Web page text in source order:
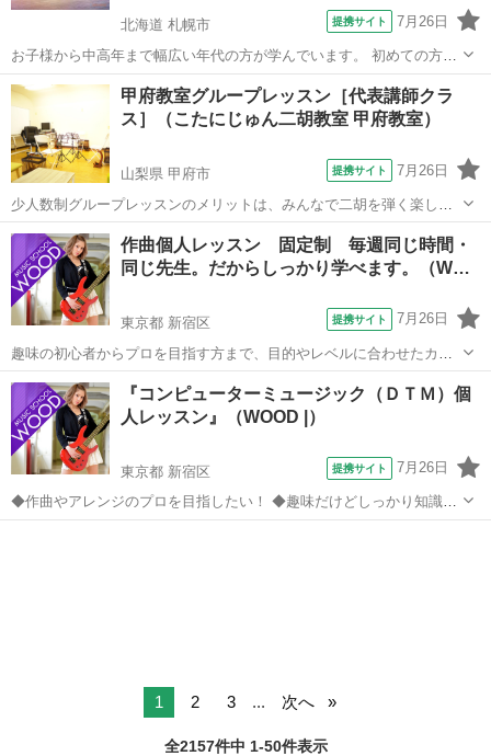
北海道 札幌市 提携サイト 7月26日
お子様から中高年まで幅広い年代の方が学んでいます。 初めての方も
大歓迎♪
北海道 札幌市 その他
甲府教室グループレッスン［代表講師クラ
ス］（こたにじゅん二胡教室 甲府教室）
山梨県 甲府市 提携サイト 7月26日
少人数制グループレッスンのメリットは、みんなで二胡を弾く楽しみ
を共有でき、一緒に上達を目指せることです。 １クラス最大５人まで
の少人数制ですので、ポイントを踏まえた個別指導の時間も十分に取
れます。
山梨 甲府市 その他
作曲個人レッスン 固定制 毎週同じ時間・
同じ先生。だからしっかり学べます。（W…
東京都 新宿区 提携サイト 7月26日
趣味の初心者からプロを目指す方まで、目的やレベルに合わせたカリ
キュラムでキメ細かいレッスンを行います。各人の長所を伸ばし、弱
点の補強を行い、作曲の実力と個性を伸ばしていきます。 固定制レッ
スンの長所は、生徒さんの特徴(個性、...
東京 新宿区 その他
『コンピューターミュージック（ＤＴＭ）個
人レッスン』（WOOD |）
東京都 新宿区 提携サイト 7月26日
◆作曲やアレンジのプロを目指したい！ ◆趣味だけどしっかり知識を
付けたい! ◆音楽クリエイターに興味がある！ ◆楽器が弾けないけど
1 2 3 ... 次へ
全2157件中 1-50件表示